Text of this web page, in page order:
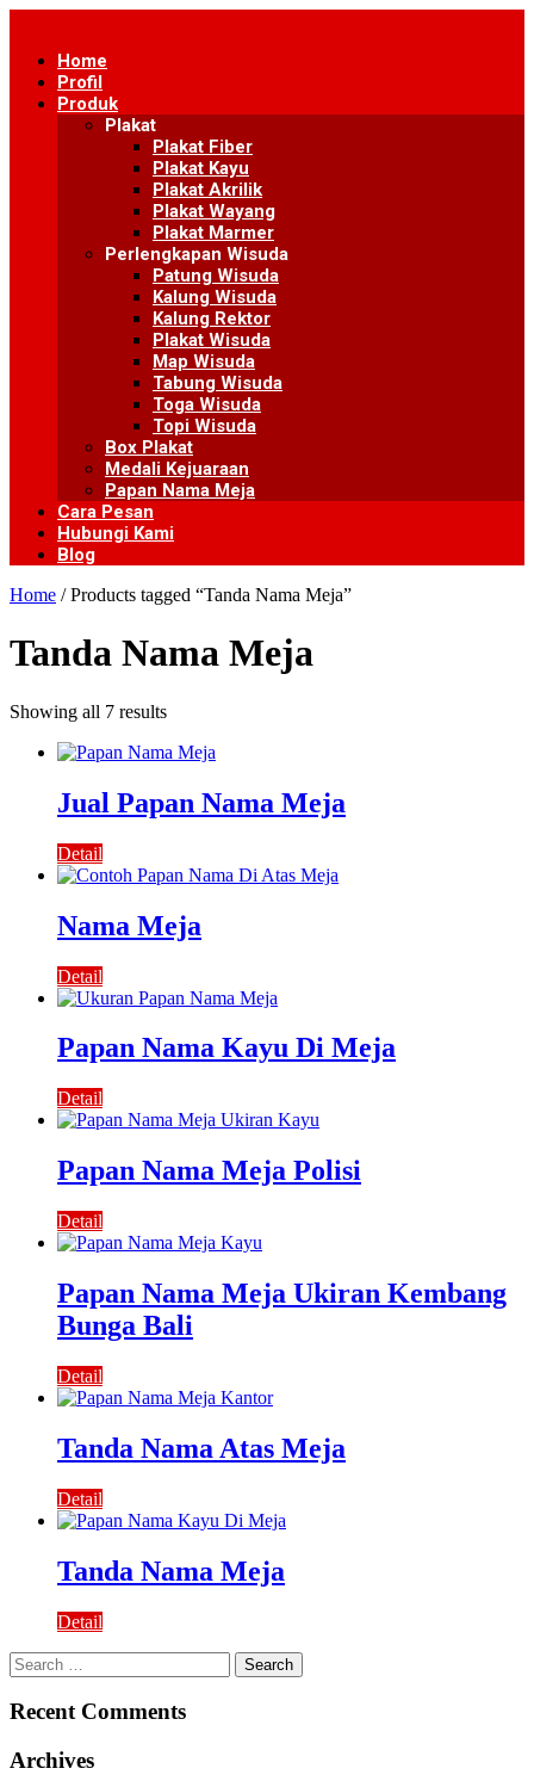
contentHome
Profil
Produk
Plakat
Plakat Fiber
Plakat Kayu
Plakat Akrilik
Plakat Wayang
Plakat Marmer
Perlengkapan Wisuda
Patung Wisuda
Kalung Wisuda
Kalung Rektor
Plakat Wisuda
Map Wisuda
Tabung Wisuda
Toga Wisuda
Topi Wisuda
Box Plakat
Medali Kejuaraan
Papan Nama Meja
Cara Pesan
Hubungi Kami
Blog
Home / Products tagged “Tanda Nama Meja”
Tanda Nama Meja
Showing all 7 results
Jual Papan Nama Meja
Detail
Nama Meja
Detail
Papan Nama Kayu Di Meja
Detail
Papan Nama Meja Polisi
Detail
Papan Nama Meja Ukiran Kembang
Bunga Bali
Detail
Tanda Nama Atas Meja
Detail
Tanda Nama Meja
Detail
Search
for:
Recent Comments
Archives